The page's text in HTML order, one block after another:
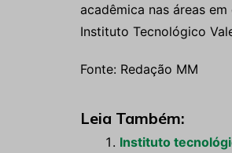
acadêmica nas áreas
Instituto Tecnológico
Fonte: Redação MM
Leia Também:
Instituto